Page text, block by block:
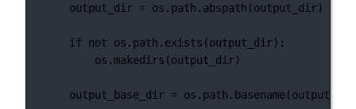
output_dir = os.path.abspath(output_dir)
if not os.path.exists(output_dir):
os.makedirs(output_dir)
output_base_dir =